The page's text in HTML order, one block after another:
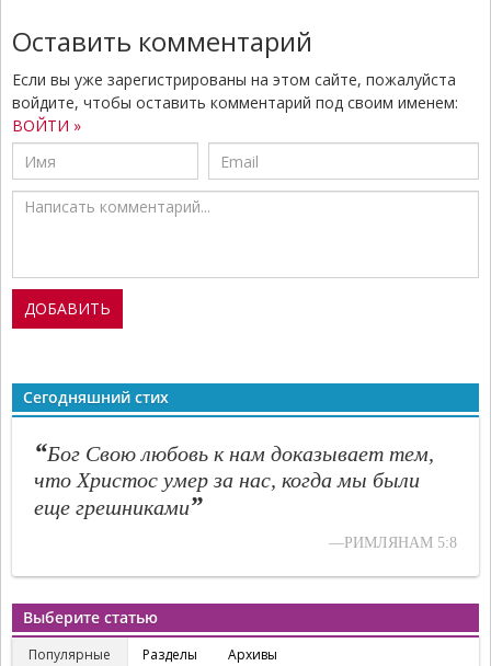
Оставить комментарий
Если вы уже зарегистрированы на этом сайте, пожалуйста
войдите, чтобы оставить комментарий под своим именем:
ВОЙТИ »
Сегодняшний стих
“Бог Свою любовь к нам доказывает тем,
что Христос умер за нас, когда мы были
еще грешниками”
—РИМЛЯНАМ 5:8
Выберите статью
Популярные Разделы Архивы